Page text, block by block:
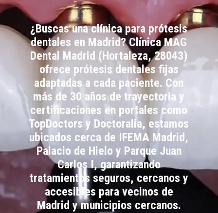
¿Buscas una clínica para prótesis
dentales en Madrid? Clínica MAG
Dental Madrid (Hortaleza, 28043)
ofrece prótesis dentales fijas
adaptadas a cada paciente. Con
más de 30 años de trayectoria y
certificaciones en portales como
TopDoctors y Doctoralia, estamos
ubicados cerca de IFEMA Madrid,
Palacio de Hielo y Parque Juan
Carlos I, garantizando
tratamientos seguros, cercanos y
accesibles para vecinos de
Madrid y municipios cercanos.